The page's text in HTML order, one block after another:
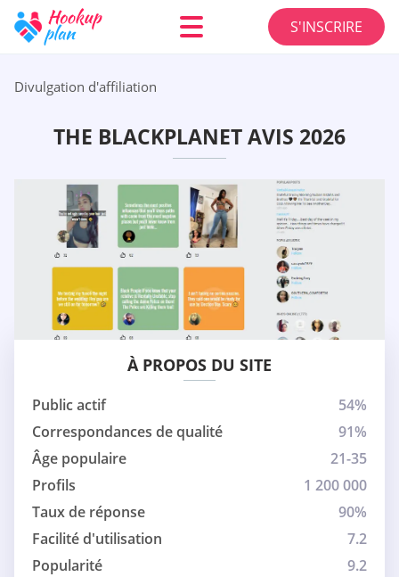
S'INSCRIRE
Divulgation d'affiliation
THE BLACKPLANET AVIS 2026
À PROPOS DU SITE
Public actif
54%
Correspondances de qualité
91%
Âge populaire
21-35
Profils
1 200 000
Taux de réponse
90%
Facilité d'utilisation
7.2
Popularité
9.2